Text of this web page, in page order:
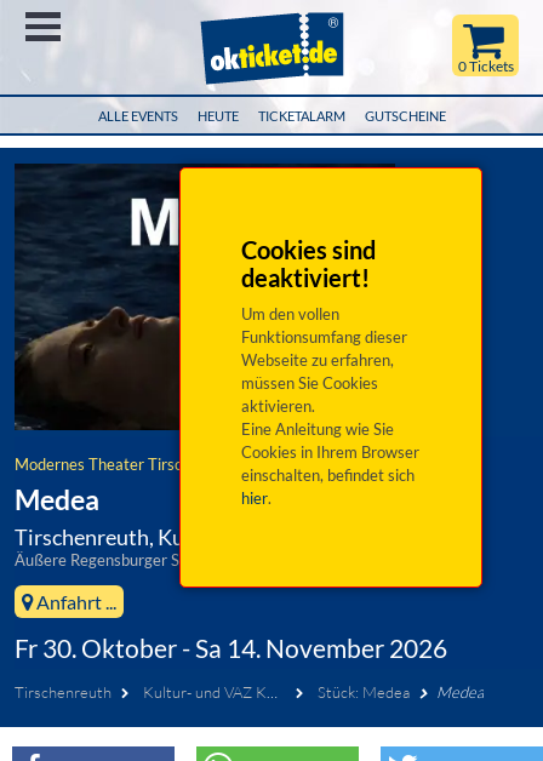
ALLE EVENTS HEUTE TICKETALARM GUTSCHEINE
0 Tickets
Cookies sind
deaktiviert!
Um den vollen
Funktionsumfang dieser
Webseite zu erfahren,
müssen Sie Cookies
aktivieren.
Eine Anleitung wie Sie
Cookies in Ihrem Browser
einschalten, befindet sich
hier.
Modernes Theater Tirschenreuth e.V.
Medea
Tirschenreuth, Kultur- und VAZ Kettelerhaus
Äußere Regensburger Straße 44, 95643 Tirschenreuth
Anfahrt ...
Fr 30. Oktober - Sa 14. November 2026
Tirschenreuth Kultur- und VAZ Kettelerhaus Stück: Medea Medea